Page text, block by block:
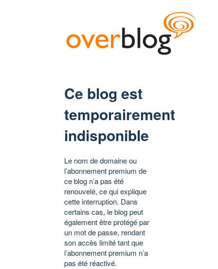
Ce blog est
temporairement
indisponible
Le nom de domaine ou
l’abonnement premium de
ce blog n’a pas été
renouvelé, ce qui explique
cette interruption. Dans
certains cas, le blog peut
également être protégé par
un mot de passe, rendant
son accès limité tant que
l’abonnement premium n’a
pas été réactivé.